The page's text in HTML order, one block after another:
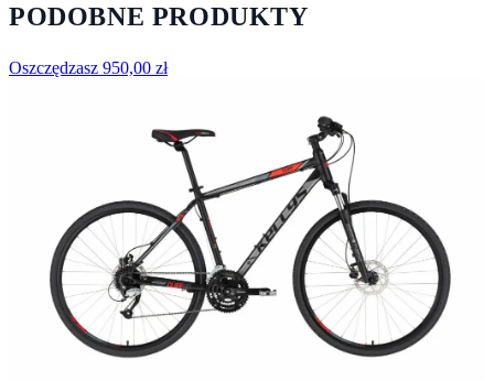
PODOBNE PRODUKTY
Oszczędzasz 950,00 zł